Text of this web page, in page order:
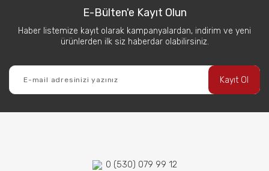
E-Bülten'e Kayıt Olun
Haber listemize kayıt olarak kampanyalardan, indirim ve yeni
ürünlerden ilk siz haberdar olabilirsiniz.
Kayıt Ol
0 (530) 079 99 12